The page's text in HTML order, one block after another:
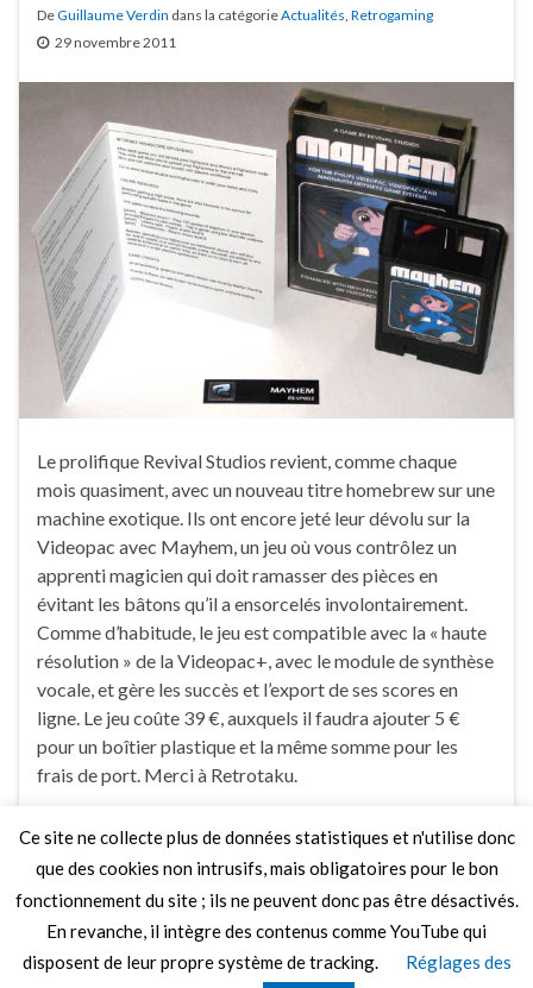
DeGuillaume Verdin dans la catégorieActualités Retrogaming
29 novembre 2011
Le prolifique Revival Studios revient, comme chaque
mois quasiment, avec un nouveau titre homebrew sur une
machine exotique. Ils ont encore jeté leur dévolu sur la
Videopac avec Mayhem, un jeu où vous contrôlez un
apprenti magicien qui doit ramasser des pièces en
évitant les bâtons qu’il a ensorcelés involontairement.
Comme d’habitude, le jeu est compatible avec la « haute
résolution » de la Videopac+, avec le module de synthèse
vocale, et gère les succès et l’export de ses scores en
ligne. Le jeu coûte 39 €, auxquels il faudra ajouter 5 €
pour un boîtier plastique et la même somme pour les
frais de port. Merci à Retrotaku.
Faire un commentaire
Ce site ne collecte plus de données statistiques et n'utilise donc
que des cookies non intrusifs, mais obligatoires pour le bon
fonctionnement du site ; ils ne peuvent donc pas être désactivés.
En revanche, il intègre des contenus comme YouTube qui
disposent de leur propre système de tracking.
Réglages des